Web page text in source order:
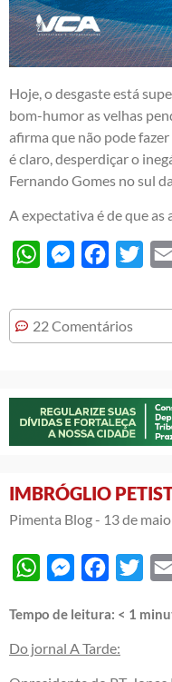
Hoje, o desgaste está
bom-humor as velhas
afirma que não pode
é claro, desperdiçar o
Fernando Gomes no sul
A expectativa é de que as
WhatsAppMessengerFacebook
22 Comentários
IMBRÓGLIO
Pimenta Blog - 13 de
WhatsAppMessengerFacebook
Tempo de leitura: < 1
Do jornal A Tarde: